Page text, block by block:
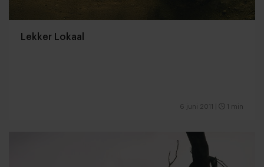
Lekker Lokaal
6 juni 2011 1 min